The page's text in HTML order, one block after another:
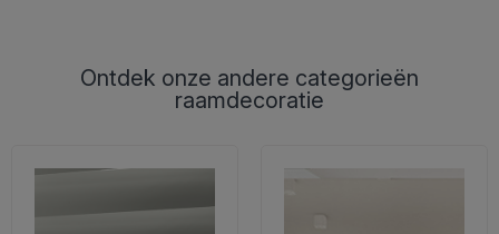
Ontdek onze andere categorieën
raamdecoratie
Wat symboliseert de zwarte kleur?
rouw, verdriet en in het algemeen negativiteit. Maar als
het om raamdecoratie gaat, krijgt de kleur een heel ander